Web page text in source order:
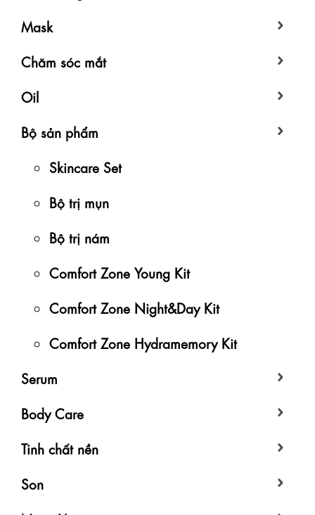
Mask
Chăm sóc mắt
Oil
Bộ sản phẩm
Skincare Set
Bộ trị mụn
Bộ trị nám
Comfort Zone Young Kit
Comfort Zone Night&Day Kit
Comfort Zone Hydramemory Kit
Serum
Body Care
Tinh chất nền
Son